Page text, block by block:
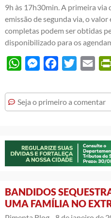
9h às 17h30min. A primeira via
emissão de segunda via, o
completas podem ser obtidas
disponibilizado para os
WhatsAppMessengerFacebook
Twitter Email
Seja o primeiro a comentar
BANDIDOS
UMA FAMÍLIA NO